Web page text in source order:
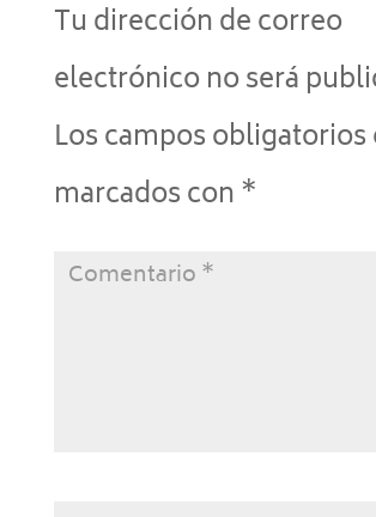
Tu dirección de correo
electrónico no será
Los campos obligatorios
marcados con*